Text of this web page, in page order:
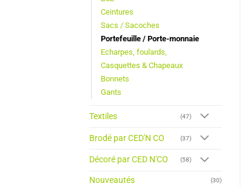
Ceintures
Sacs / Sacoches
Portefeuille / Porte-monnaie
Echarpes, foulards,
Casquettes & Chapeaux
Bonnets
Gants
Textiles (47)
Brodé par CED'N CO (37)
Décoré par CED N'CO (58)
Nouveautés (30)